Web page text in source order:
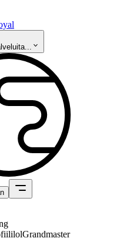
lolGrandmaster